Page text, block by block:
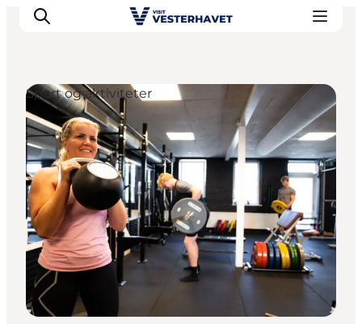
Det sker
Oplevelser
Vores Byer
Mad & Overnatning
Køb billet
Planlæg din ferie
Sport og aktiviteter